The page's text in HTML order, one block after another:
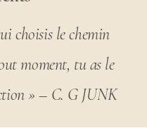
choisis le chemin
moment, tu as le
» – C. G JUNK